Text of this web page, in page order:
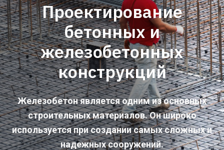
Проектирование
бетонных и
железобетонных
конструкций
Железобетон является одним из основных
строительных материалов. Он широко
используется при создании самых сложных и
надежных сооружений.